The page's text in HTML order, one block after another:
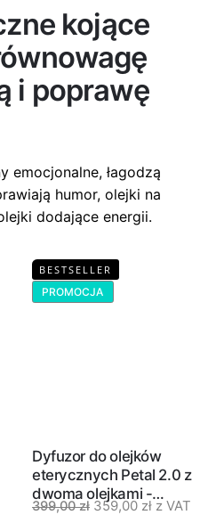
kojące
i poprawę
emocjonalne, łagodzą
humor, olejki na
dodające energii.
PROMOCJA
BESTSELLER
Dyfuzor do olejków
eterycznych Petal 2.0 z
dwoma olejkami -
doTERRA
399,00zł 359,00 zł z VAT